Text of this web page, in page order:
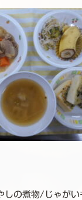
しの煮物/じゃが